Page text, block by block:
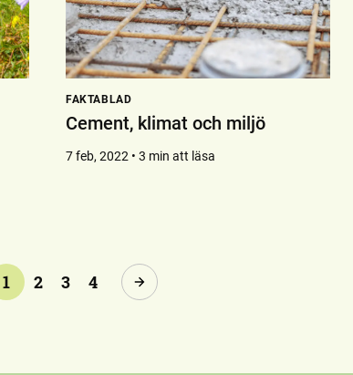
FAKTABLAD
Cement, klimat och miljö
7 feb, 2022 • 3 min att läsa
1 2 3 4